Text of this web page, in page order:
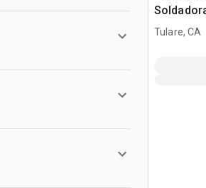
Tulare, CA